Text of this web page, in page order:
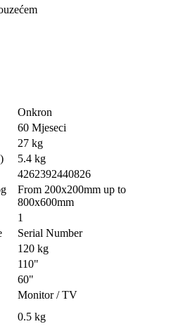
Onkron
60 Mjeseci
27 kg
5.4 kg
4262392440826
From 200x200mm up to
800x600mm
1
Serial Number
120 kg
110"
60"
Monitor / TV
0.5 kg